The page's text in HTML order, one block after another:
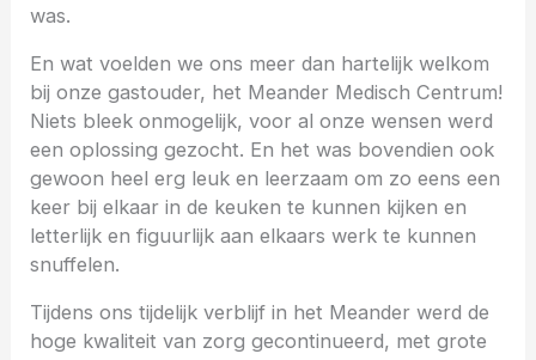
was.
En wat voelden we ons meer dan hartelijk welkom
bij onze gastouder, het Meander Medisch Centrum!
Niets bleek onmogelijk, voor al onze wensen werd
een oplossing gezocht. En het was bovendien ook
gewoon heel erg leuk en leerzaam om zo eens een
keer bij elkaar in de keuken te kunnen kijken en
letterlijk en figuurlijk aan elkaars werk te kunnen
snuffelen.
Tijdens ons tijdelijk verblijf in het Meander werd de
hoge kwaliteit van zorg gecontinueerd, met grote